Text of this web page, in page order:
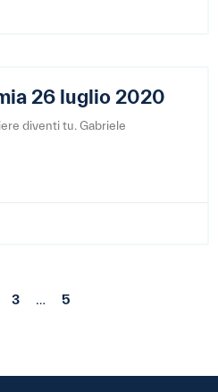
26 luglio 2020
diventi tu. Gabriele
3 … 5